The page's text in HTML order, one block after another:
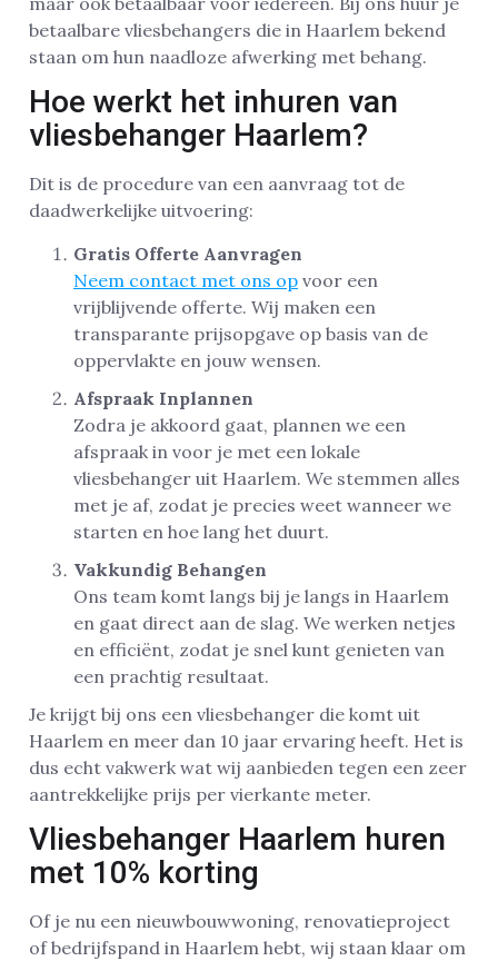
betaalbare vliesbehangers die in Haarlem bekend
staan om hun naadloze afwerking met behang.
Hoe werkt het inhuren van
vliesbehanger Haarlem?
Dit is de procedure van een aanvraag tot de
daadwerkelijke uitvoering:
Gratis Offerte Aanvragen
Neem contact met ons op voor een
vrijblijvende offerte. Wij maken een
transparante prijsopgave op basis van de
oppervlakte en jouw wensen.
Afspraak Inplannen
Zodra je akkoord gaat, plannen we een
afspraak in voor je met een lokale
vliesbehanger uit Haarlem. We stemmen alles
met je af, zodat je precies weet wanneer we
starten en hoe lang het duurt.
Vakkundig Behangen
Ons team komt langs bij je langs in Haarlem
en gaat direct aan de slag. We werken netjes
en efficiënt, zodat je snel kunt genieten van
een prachtig resultaat.
Je krijgt bij ons een vliesbehanger die komt uit
Haarlem en meer dan 10 jaar ervaring heeft. Het is
dus echt vakwerk wat wij aanbieden tegen een zeer
aantrekkelijke prijs per vierkante meter.
Vliesbehanger Haarlem huren
met 10% korting
Of je nu een nieuwbouwwoning, renovatieproject
of bedrijfspand in Haarlem hebt, wij staan klaar om